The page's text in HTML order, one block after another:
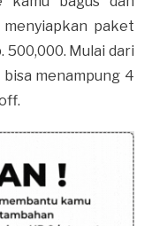
paket
500,000. Mulai dari
menampung 4